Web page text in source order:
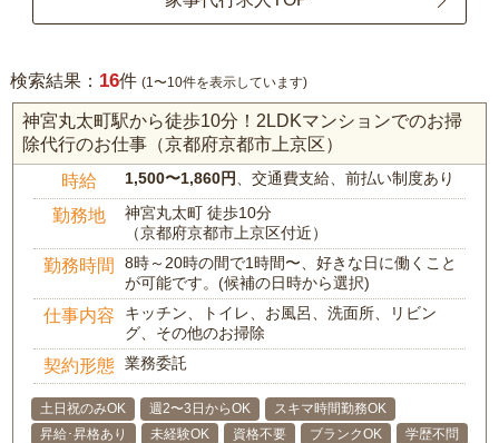
検索結果： 16件 (1〜10件を表示しています)
神宮丸太町駅から徒歩10分！2LDKマンションでのお掃
除代行のお仕事（京都府京都市上京区）
時給 1,500〜1,860円 、交通費支給、前払い制度あり
勤務地
神宮丸太町 徒歩10分
（京都府京都市上京区付近）
勤務時間
8時～20時の間で1時間〜、好きな日に働くこと
が可能です。(候補の日時から選択)
仕事内容
キッチン、トイレ、お風呂、洗面所、リビン
グ、その他のお掃除
契約形態 業務委託
土日祝のみOK 週2〜3日からOK
スキマ時間勤務OK
昇給･昇格あり
未経験OK 資格不要 ブランクOK
学歴不問